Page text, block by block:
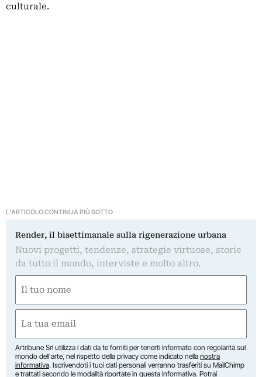
culturale.
L'ARTICOLO CONTINUA PIÙ SOTTO
Render, il bisettimanale sulla rigenerazione urbana
Nuovi progetti, tendenze, strategie virtuose, storie
da tutto il mondo, interviste e molto altro.
(Required)
First
(Required)
Artribune Srl utilizza i dati da te forniti per tenerti informato con regolarità sul
mondo dell'arte, nel rispetto della privacy come indicato nella nostra
informativa. Iscrivendoti i tuoi dati personali verranno trasferiti su MailChimp
e trattati secondo le modalità riportate in questa informativa. Potrai